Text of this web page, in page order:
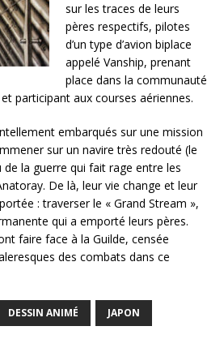
sur les traces de leurs
pères respectifs, pilotes
d’un type d’avion biplace
appelé Vanship, prenant
place dans la communauté
participant aux courses aériennes.
embarqués sur une mission
sur un navire très redouté (le
de la guerre qui fait rage entre les
De là, leur vie change et leur
: traverser le « Grand Stream »,
qui a emporté leurs pères.
faire face à la Guilde, censée
des combats dans ce
DESSIN ANIMÉ JAPON